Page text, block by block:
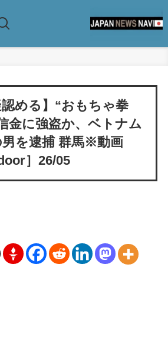
認める】“おもちゃ拳
金に強盗か、ベトナム
男を逮捕 群馬※動画
］26/05